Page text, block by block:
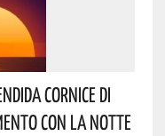
Cornice Di
Con La Notte